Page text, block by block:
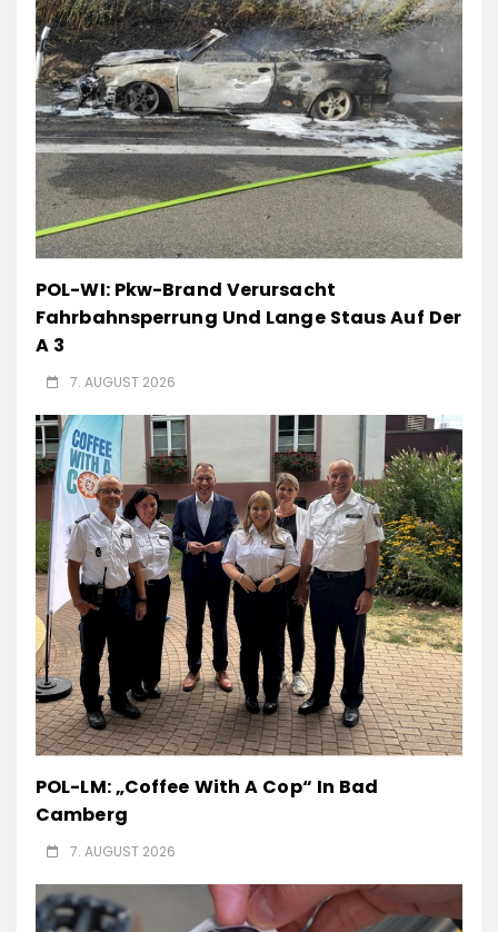
POL-WI: Pkw-Brand Verursacht
Fahrbahnsperrung Und Lange Staus Auf Der
A 3
7. AUGUST 2026
POL-LM: „Coffee With A Cop“ In Bad
Camberg
7. AUGUST 2026